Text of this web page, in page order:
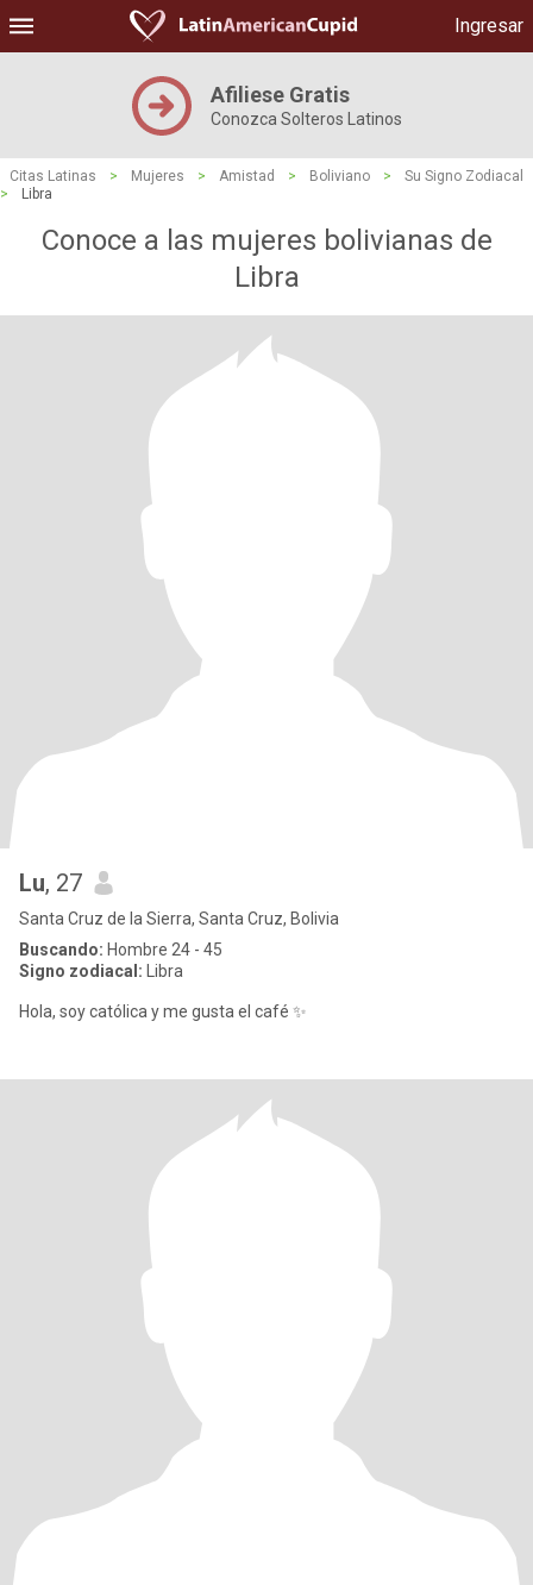
Ingresar
Afiliese Gratis
Conozca Solteros Latinos
Citas Latinas > Mujeres > Amistad > Boliviano >
Su Signo Zodiacal
>
Libra
Conoce a las mujeres bolivianas de
Libra
Lu, 27
Santa Cruz de la Sierra, Santa Cruz, Bolivia
Buscando: Hombre 24 - 45
Signo zodiacal: Libra
Hola, soy católica y me gusta el café ✨